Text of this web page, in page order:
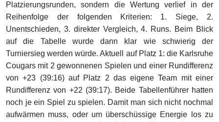
Platzierungsrunden, sondern die Wertung verlief in der
Reihenfolge der folgenden Kriterien: 1. Siege, 2.
Unentschieden, 3. direkter Vergleich, 4. Runs. Beim Blick
auf die Tabelle wurde dann klar wie schwierig der
Turniersieg werden würde. Aktuell auf Platz 1: die Karlsruhe
Cougars mit 2 gewonnenen Spielen und einer Rundifferenz
von +23 (39:16) auf Platz 2 das eigene Team mit einer
Rundifferenz von +22 (39:17). Beide Tabellenführer hatten
noch je ein Spiel zu spielen. Damit man sich nicht nochmal
aufwärmen muss, oder um überschüssige Energie los zu